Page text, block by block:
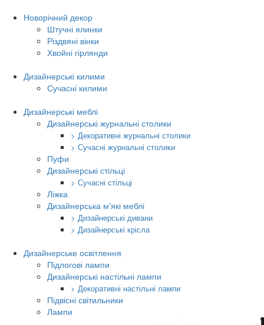
Новорічний декор
Штучні ялинки
Різдвяні вінки
Хвойні гірлянди
Дизайнерські килими
Сучасні килими
Дизайнерські меблі
Дизайнерські журнальні столики
> Декоративні журнальні столики
> Сучасні журнальні столики
Пуфи
Дизайнерські стільці
> Сучасні стільці
Ліжка
Дизайнерська м'які меблі
> Дизайнерські дивани
> Дизайнерські крісла
Дизайнерське освітлення
Підлогові лампи
Дизайнерські настільні лампи
> Декоративні настільні лампи
Підвісні світильники
Лампи